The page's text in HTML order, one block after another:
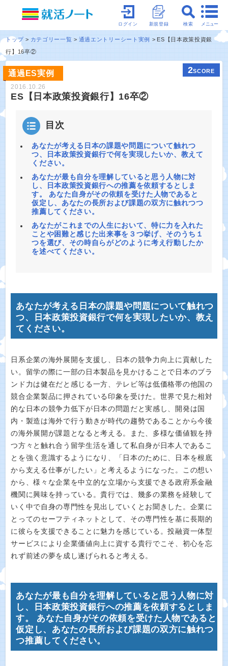
メニュー
検索
新規登録
ログイン
トップ カテゴリー一覧 通過エントリーシート実例
ES【日本政策投資銀
行】16卒②
通過ES実例 2SCORE
2016.10.26
ES【日本政策投資銀行】16卒②
目次
あなたが考える日本の課題や問題について触れつ
つ、日本政策投資銀行で何を実現したいか、教えて
ください。
あなたが最も自分を理解していると思う人物に対
し、日本政策投資銀行への推薦を依頼するとしま
す。 あなた自身がその依頼を受けた人物であると
仮定し、あなたの長所および課題の双方に触れつつ
推薦してください。
あなたがこれまでの人生において、特に力を入れた
ことや困難と感じた出来事を３つ挙げ、そのうち１
つを選び、その時自らがどのように考え行動したか
を述べてください。
あなたが考える日本の課題や問題について触れつ
つ、日本政策投資銀行で何を実現したいか、教え
てください。
日系企業の海外展開を支援し、日本の競争力向上に貢献した
い。留学の際に一部の日本製品を見かけることで日本のブラ
ンド力は健在だと感じる一方、テレビ等は低価格帯の他国の
競合企業製品に押されている印象を受けた。世界で見た相対
的な日本の競争力低下が日本の問題だと実感し、開発は国
内・製造は海外で行う動きが時代の趨勢であることから今後
の海外展開が課題となると考える。また、多様な価値観を持
つ方々と触れ合う留学生活を通して私自身が日本人であるこ
とを強く意識するようになり、「日本のために、日本を根底
から支える仕事がしたい」と考えるようになった。この想い
から、様々な企業を中立的な立場から支援できる政府系金融
機関に興味を持っている。貴行では、幾多の業務を経験して
いく中で自身の専門性を見出していくとお聞きした。企業に
とってのセーフティネットとして、その専門性を基に長期的
に彼らを支援できることに魅力を感じている。投融資一体型
サービスにより企業価値向上に資する貴行でこそ、初心を忘
れず前述の夢を成し遂げられると考える。
あなたが最も自分を理解していると思う人物に対
し、日本政策投資銀行への推薦を依頼するとしま
す。 あなた自身がその依頼を受けた人物であると
仮定し、あなたの長所および課題の双方に触れつ
つ推薦してください。